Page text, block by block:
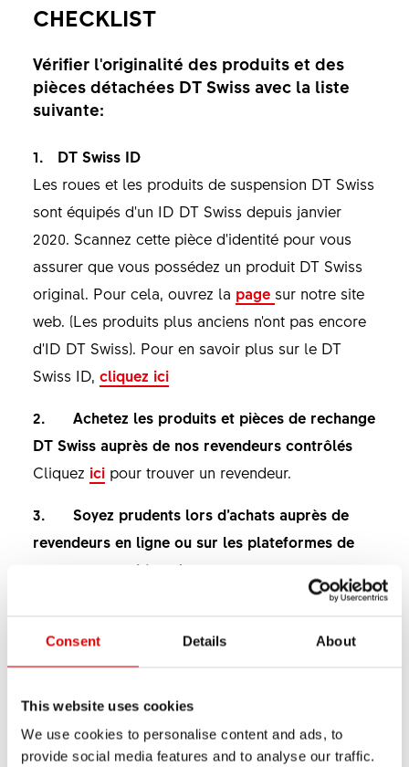
Consent Details About
This website uses cookies
We use cookies to personalise content and ads, to
provide social media features and to analyse our traffic.
CHECKLIST
Vérifier l'originalité des produits et des
pièces détachées DT Swiss avec la liste
suivante:
1. DT Swiss ID
Les roues et les produits de suspension DT Swiss
sont équipés d'un ID DT Swiss depuis janvier
2020. Scannez cette pièce d'identité pour vous
assurer que vous possédez un produit DT Swiss
original. Pour cela, ouvrez la page sur notre site
web. (Les produits plus anciens n'ont pas encore
d'ID DT Swiss). Pour en savoir plus sur le DT
Swiss ID, cliquez ici
2. Achetez les produits et pièces de rechange
DT Swiss auprès de nos revendeurs contrôlés
Cliquez icipour trouver un revendeur.
3. Soyez prudents lors d’achats auprès de
revendeurs en ligne ou sur les plateformes de
ventes aux enchères !
Les contrefaçons sont souvent revendues via
ligne, vérifiez qu’il s’agit d’un vendeur sérieux.
les mentions légales, vérifiez l’adresse postale et
tenez compte des évaluations des autres clients.
En plus: